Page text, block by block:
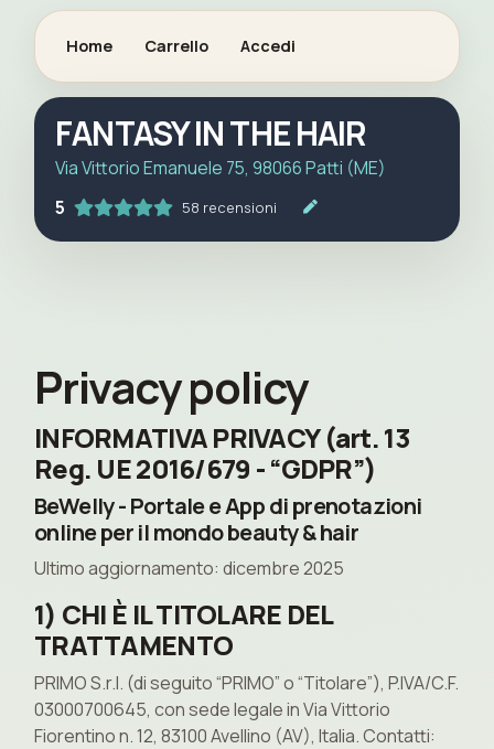
Home Carrello Accedi
FANTASY IN THE HAIR
Via Vittorio Emanuele 75, 98066 Patti (ME)
5
58 recensioni
Privacy policy
INFORMATIVA PRIVACY (art. 13
Reg. UE 2016/679 - “GDPR”)
BeWelly - Portale e App di prenotazioni
online per il mondo beauty & hair
Ultimo aggiornamento: dicembre 2025
1) CHI È IL TITOLARE DEL
TRATTAMENTO
PRIMO S.r.l. (di seguito “PRIMO” o “Titolare”), P.IVA/C.F.
03000700645, con sede legale in Via Vittorio
Fiorentino n. 12, 83100 Avellino (AV), Italia. Contatti: